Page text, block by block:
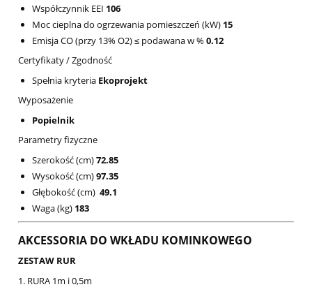
Współczynnik EEI 106
Moc cieplna do ogrzewania pomieszczeń (kW) 15
Emisja CO (przy 13% O2) ≤ podawana w % 0.12
Certyfikaty / Zgodność
Spełnia kryteria Ekoprojekt
Wyposażenie
Popielnik
Parametry fizyczne
Szerokość (cm)72.85
Wysokość (cm)97.35
Głębokość (cm) 49.1
Waga (kg) 183
AKCESSORIA DO WKŁADU KOMINKOWEGO
ZESTAW RUR
1. RURA 1m i 0,5m